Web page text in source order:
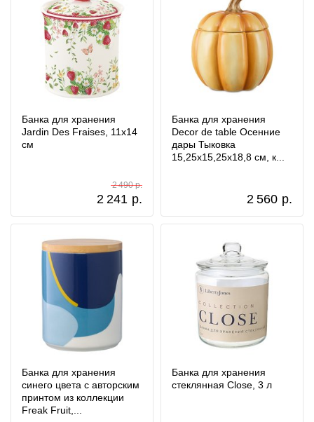
Банка для хранения
Jardin Des Fraises, 11х14
см
2 241 р.
2 490 р.
Банка для хранения
Decor de table Осенние
дары Тыковка
15,25х15,25х18,8 см, к...
2 560 р.
Банка для хранения
синего цвета с авторским
принтом из коллекции
Freak Fruit,...
Банка для хранения
стеклянная Close, 3 л